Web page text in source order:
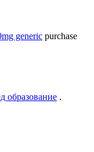
generic purchase
образование .